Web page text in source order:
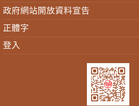
政府網站開放資料宣告
正體字
登入